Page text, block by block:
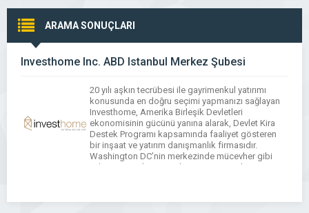
ARAMA SONUÇLARI
Investhome Inc. ABD Istanbul Merkez Şubesi
20 yılı aşkın tecrübesi ile gayrimenkul yatırımı
konusunda en doğru seçimi yapmanızı sağlayan
Investhome, Amerika Birleşik Devletleri
ekonomisinin gücünü yanına alarak, Devlet Kira
Destek Programı kapsamında faaliyet gösteren
bir inşaat ve yatırım danışmanlık firmasıdır.
Washington DC’nin merkezinde mücevher gibi
evler inşaa eden Investhome, Emin Berk Sever ve